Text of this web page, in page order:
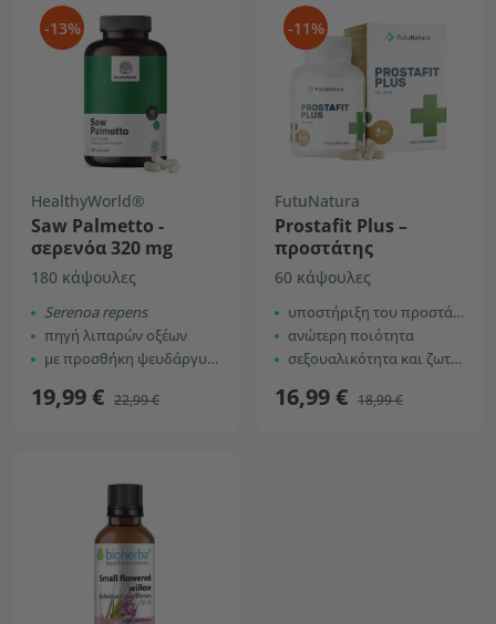
-13%
HealthyWorld®
Saw Palmetto -
σερενόα 320 mg
180 κάψουλες
Serenoa repens
πηγή λιπαρών οξέων
με προσθήκη ψευδάργυρου
19,99 € 22,99 €
-11%
FutuNatura
Prostafit Plus –
προστάτης
60 κάψουλες
υποστήριξη του προστάτη
ανώτερη ποιότητα
σεξουαλικότητα και ζωτικότητα
16,99 € 18,99 €